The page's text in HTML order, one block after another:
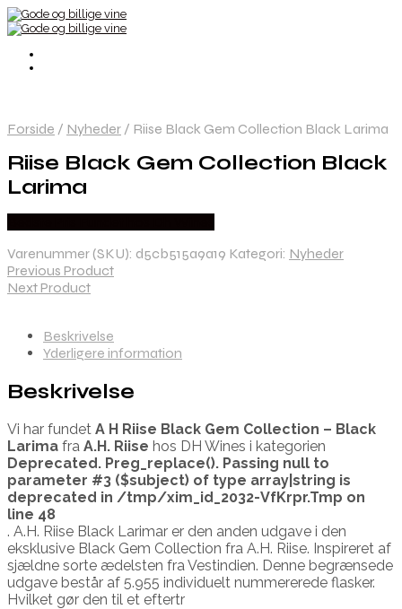
Forside / Nyheder / Riise Black Gem Collection Black Larima
Riise Black Gem Collection Black
Larima
Varenummer (SKU): d5cb515a9a19 Kategori: Nyheder
Previous Product
Next Product
Beskrivelse
Yderligere information
Beskrivelse
Vi har fundet A H Riise Black Gem Collection – Black
Larima fra A.H. Riise hos DH Wines i kategorien
Deprecated. Preg_replace(). Passing null to
parameter #3 ($subject) of type array|string is
deprecated in /tmp/xim_id_2032-VfKrpr.Tmp on
line 48
. A.H. Riise Black Larimar er den anden udgave i den
eksklusive Black Gem Collection fra A.H. Riise. Inspireret af
sjældne sorte ædelsten fra Vestindien. Denne begrænsede
udgave består af 5.955 individuelt nummererede flasker.
Hvilket gør den til et eftertr